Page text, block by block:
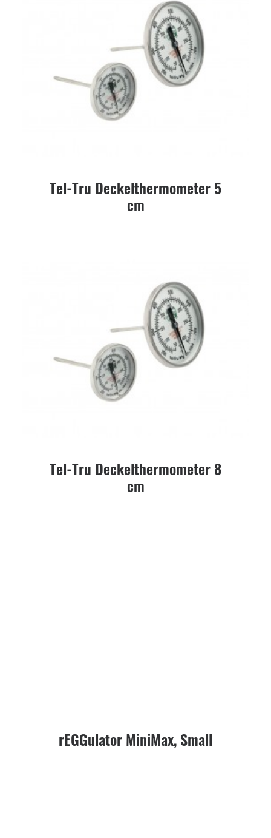
Tel-Tru Deckelthermometer 5
cm
Tel-Tru Deckelthermometer 8
cm
rEGGulator MiniMax, Small